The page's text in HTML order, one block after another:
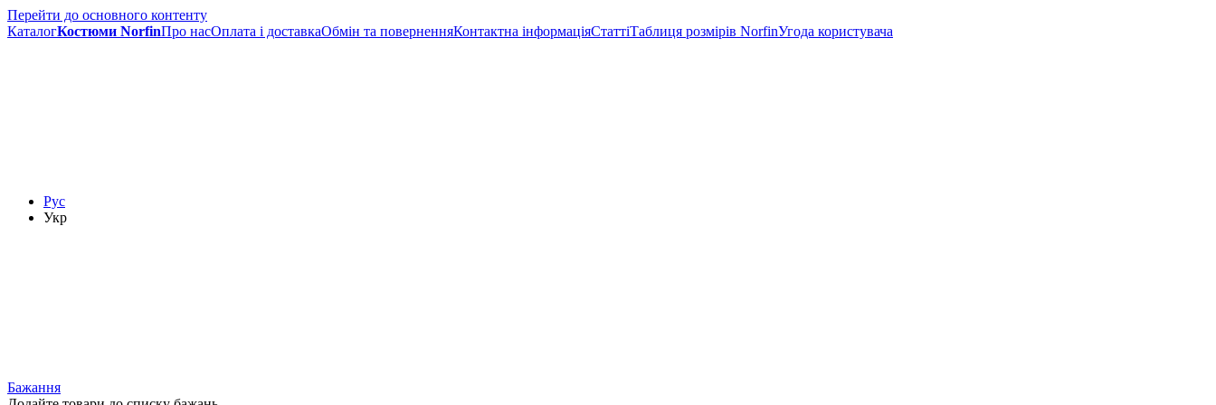
Перейти до основного контенту
КаталогКостюми NorfinПро насОплата і доставкаОбмін та поверненняКонтактна інформаціяСтаттіТаблиця розмірів NorfinУгода користувача
Рус
Укр
Бажання